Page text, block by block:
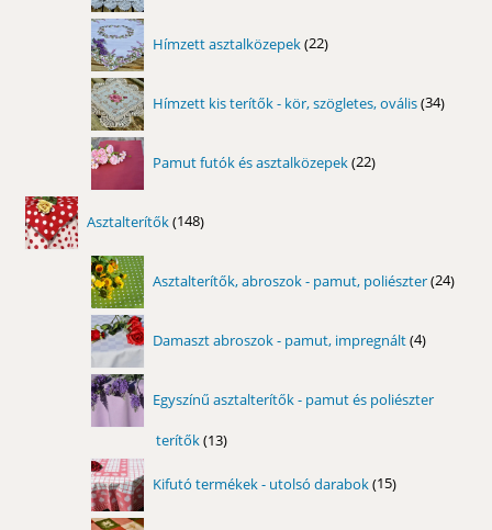
Hímzett asztalközepek 22
termék
Hímzett kis terítők - kör, szögletes, ovális 34
termék
Pamut futók és asztalközepek 22
termék
Asztalterítők 148
termék
Asztalterítők, abroszok - pamut, poliészter 24
Damaszt abroszok - pamut, impregnált 4
termék
Egyszínű asztalterítők - pamut és poliészter
terítők 1313
Kifutó termékek - utolsó darabok 15
termék